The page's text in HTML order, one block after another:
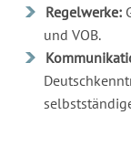
Regelwerke:
und VOB.